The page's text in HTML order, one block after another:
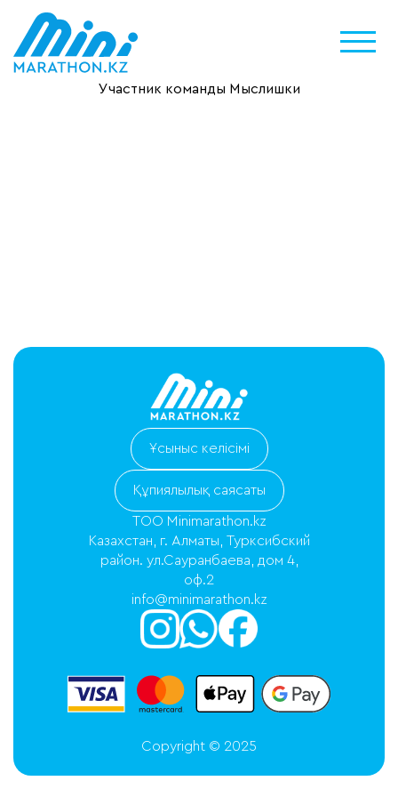
Участник команды Мыслишки
Ұсыныс келісімі
Құпиялылық саясаты
ТОО Minimarathon.kz
Казахстан, г. Алматы, Турксибский
район. ул.Сауранбаева, дом 4,
оф.2
info@minimarathon.kz
Copyright © 2025